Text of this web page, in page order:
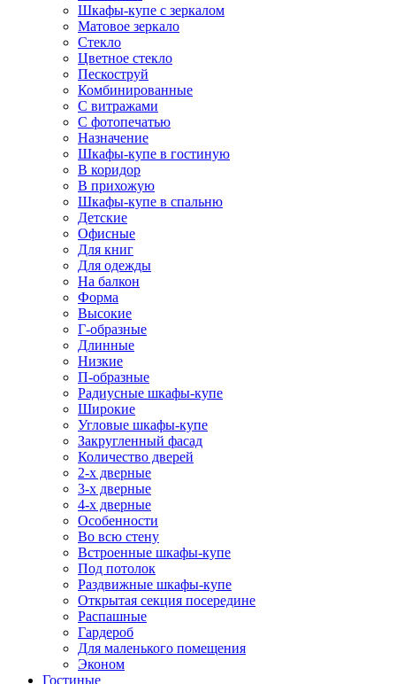
Шкафы-купе с зеркалом
Матовое зеркало
Стекло
Цветное стекло
Пескоструй
Комбинированные
С витражами
С фотопечатью
Назначение
Шкафы-купе в гостиную
В коридор
В прихожую
Шкафы-купе в спальню
Детские
Офисные
Для книг
Для одежды
На балкон
Форма
Высокие
Г-образные
Длинные
Низкие
П-образные
Радиусные шкафы-купе
Широкие
Угловые шкафы-купе
Закругленный фасад
Количество дверей
2-х дверные
3-х дверные
4-х дверные
Особенности
Во всю стену
Встроенные шкафы-купе
Под потолок
Раздвижные шкафы-купе
Открытая секция посередине
Распашные
Гардероб
Для маленького помещения
Эконом
Гостиные